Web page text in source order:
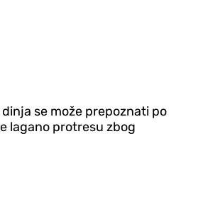
se može prepoznati po
lagano protresu zbog